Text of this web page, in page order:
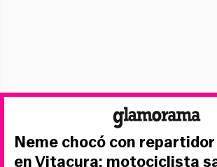
Neme chocó con
en Vitacura: motociclista